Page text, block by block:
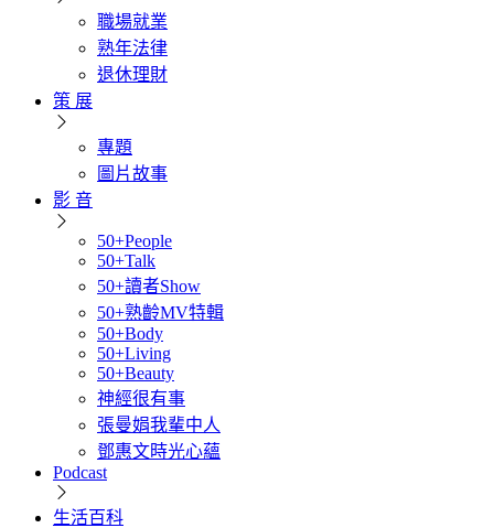
職場就業
熟年法律
退休理財
策 展
專題
圖片故事
影 音
50+People
50+Talk
50+讀者Show
50+熟齡MV特輯
50+Body
50+Living
50+Beauty
神經很有事
張曼娟我輩中人
鄧惠文時光心蘊
Podcast
生活百科